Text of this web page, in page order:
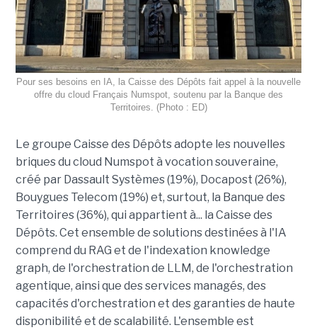
Pour ses besoins en IA, la Caisse des Dépôts fait appel à la nouvelle
offre du cloud Français Numspot, soutenu par la Banque des
Territoires. (Photo : ED)
Le groupe Caisse des Dépôts adopte les nouvelles
briques du cloud Numspot à vocation souveraine,
créé par Dassault Systèmes (19%), Docapost (26%),
Bouygues Telecom (19%) et, surtout, la Banque des
Territoires (36%), qui appartient à... la Caisse des
Dépôts. Cet ensemble de solutions destinées à l'IA
comprend du RAG et de l'indexation knowledge
graph, de l'orchestration de LLM, de l'orchestration
agentique, ainsi que des services managés, des
capacités d'orchestration et des garanties de haute
disponibilité et de scalabilité. L'ensemble est